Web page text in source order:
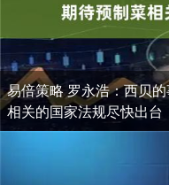
易倍策略 罗永浩：西贝
相关的国家法规尽快出台